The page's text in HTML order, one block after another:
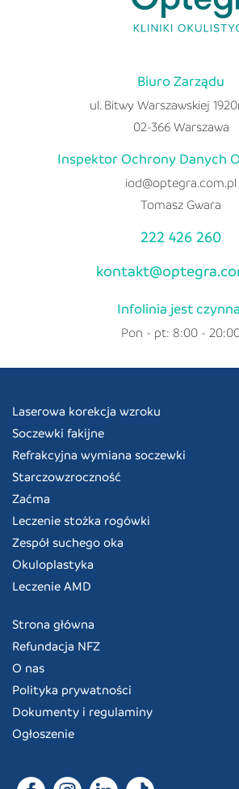
Biuro Zarządu
ul. Bitwy Warszawskiej
02-366 Warszawa
Inspektor Ochrony Danych
iod@optegra.com.pl
Tomasz Gwara
222 426 260
Infolinia jest
Pon - pt: 8:00 -
Laserowa korekcja wzroku
Soczewki fakijne
Refrakcyjna wymiana soczewki
Starczowzroczność
Zaćma
Leczenie stożka rogówki
Zespół suchego oka
Okuloplastyka
Leczenie AMD
Strona główna
Refundacja NFZ
O nas
Polityka prywatności
Dokumenty i regulaminy
Ogłoszenie